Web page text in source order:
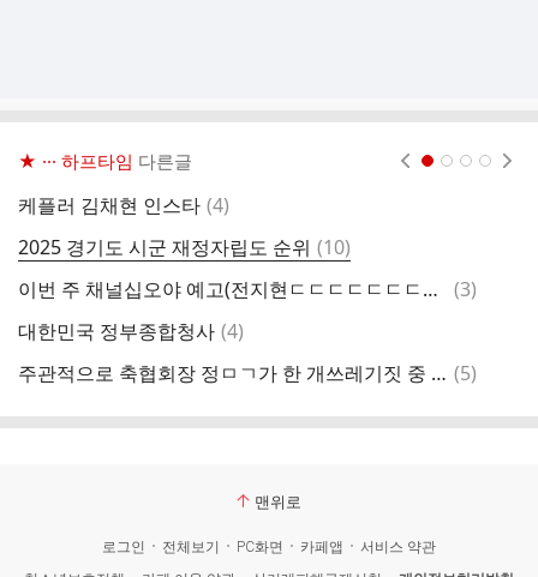
★ ··· 하프타임 다른글
케플러 김채현 인스타 댓
(4)
2025 경기도 시군 재정자립도 순위 댓
글
(10)
이번 주 채널십오야 예고(전지현ㄷㄷㄷㄷㄷㄷㄷㄷㄷㄷㄷㄷㄷㄷㄷㄷㄷㄷㄷㄷㄷㄷㄷㄷㄷㄷㄷㄷㄷㄷㄷㄷㄷㄷㄷㄷㄷㄷㄷㄷㄷㄷㄷㄷㄷㄷㄷㄷㄷㄷㄷㄷㄷㄷㄷㄷ)
댓
(3)
대한민국 정부종합청사 댓
(4)
주관적으로 축협회장 정ㅁㄱ가 한 개쓰레기짓 중 제일 크다고 생각하는것 댓
(5)
맨위로
로그인 전체보기 PC화면 카페앱
서비스 약관